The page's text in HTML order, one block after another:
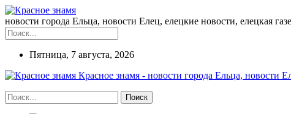
новости города Ельца, новости Елец, елецкие новости, елецкая
Пятница, 7 августа, 2026
Красное знамя - новости города Ельца, новости